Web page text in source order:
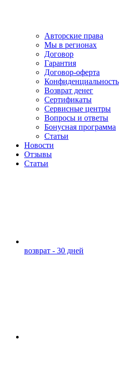
Авторские права
Мы в регионах
Договор
Гарантия
Договор-оферта
Конфиденциальность
Возврат денег
Сертификаты
Сервисные центры
Вопросы и ответы
Бонусная программа
Статьи
Новости
Отзывы
Статьи
возврат - 30 дней